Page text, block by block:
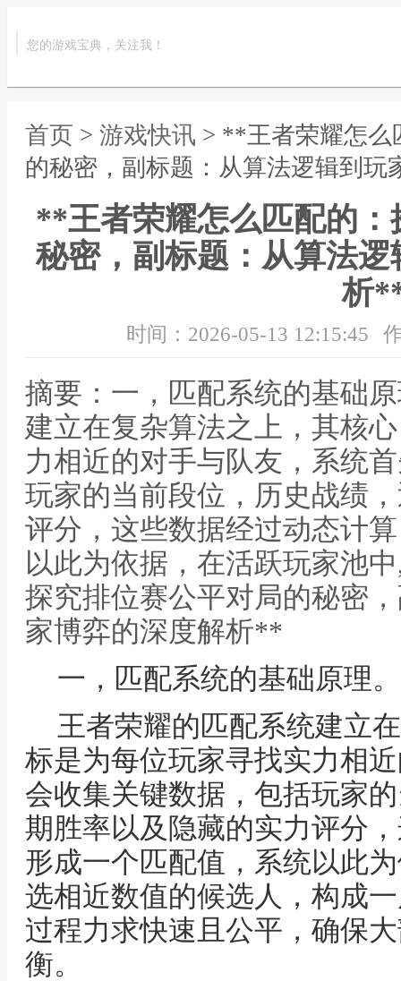
您的游戏宝典，关注我！
首页 > 游戏快讯 > **王者荣耀怎么
的秘密，副标题：从算法逻辑到
**王者荣耀怎么匹配的
秘密，副标题：从算法
析
时间：2026-05-13 12:15:45
摘要：一，匹配系统的基础
建立在复杂算法之上，其核
力相近的对手与队友，系统
玩家的当前段位，历史战绩
评分，这些数据经过动态计
以此为依据，在活跃玩家池
探究排位赛公平对局的秘密
家博弈的深度解析**
一，匹配系统的基础原理。
王者荣耀的匹配系统建立
标是为每位玩家寻找实力相
会收集关键数据，包括玩家
期胜率以及隐藏的实力评分
形成一个匹配值，系统以此
选相近数值的候选人，构成
过程力求快速且公平，确保
衡。